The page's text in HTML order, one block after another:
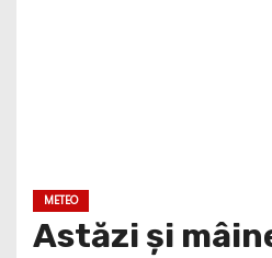
METEO
Astăzi și